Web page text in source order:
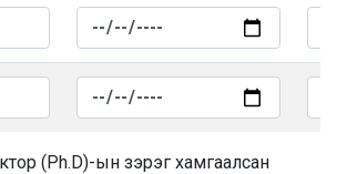
(Ph.D)-ын зэрэг хамгаалсан